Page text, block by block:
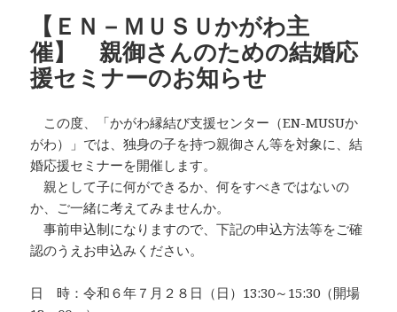
【ＥＮ－ＭＵＳＵかがわ主
催】 親御さんのための結婚応
援セミナーのお知らせ
この度、「かがわ縁結び支援センター（EN-MUSUか
がわ）」では、独身の子を持つ親御さん等を対象に、結
婚応援セミナーを開催します。
親として子に何ができるか、何をすべきではないの
か、ご一緒に考えてみませんか。
事前申込制になりますので、下記の申込方法等をご確
認のうえお申込みください。
日 時：令和６年７月２８日（日）13:30～15:30（開場